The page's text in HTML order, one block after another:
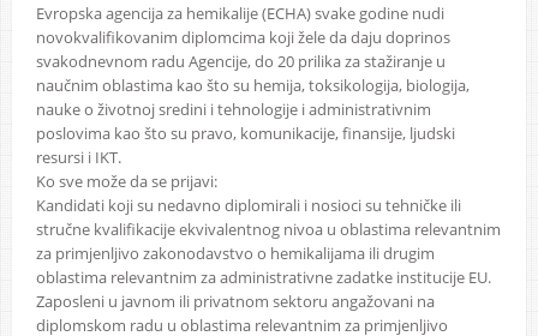
Evropska agencija za hemikalije (ECHA) svake godine nudi
novokvalifikovanim diplomcima koji žele da daju doprinos
svakodnevnom radu Agencije, do 20 prilika za stažiranje u
naučnim oblastima kao što su hemija, toksikologija, biologija,
nauke o životnoj sredini i tehnologije i administrativnim
poslovima kao što su pravo, komunikacije, finansije, ljudski
resursi i IKT.
Ko sve može da se prijavi:
Kandidati koji su nedavno diplomirali i nosioci su tehničke ili
stručne kvalifikacije ekvivalentnog nivoa u oblastima relevantnim
za primjenljivo zakonodavstvo o hemikalijama ili drugim
oblastima relevantnim za administrativne zadatke institucije EU.
Zaposleni u javnom ili privatnom sektoru angažovani na
diplomskom radu u oblastima relevantnim za primjenljivo